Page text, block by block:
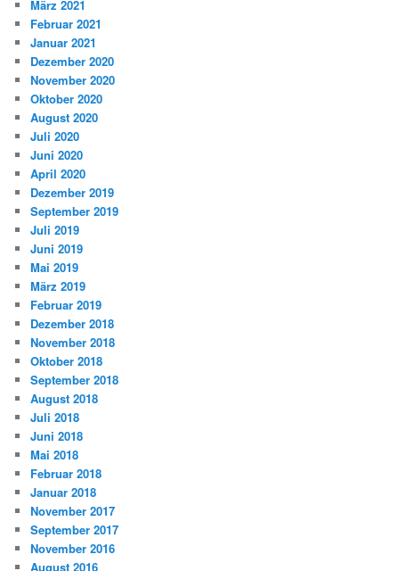
März 2021
Februar 2021
Januar 2021
Dezember 2020
November 2020
Oktober 2020
August 2020
Juli 2020
Juni 2020
April 2020
Dezember 2019
September 2019
Juli 2019
Juni 2019
Mai 2019
März 2019
Februar 2019
Dezember 2018
November 2018
Oktober 2018
September 2018
August 2018
Juli 2018
Juni 2018
Mai 2018
Februar 2018
Januar 2018
November 2017
September 2017
November 2016
August 2016